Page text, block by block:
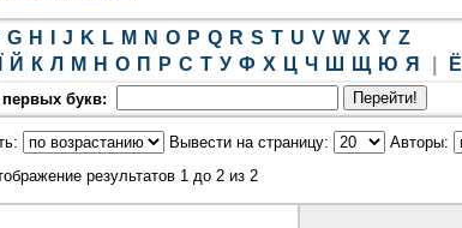
G H J K L M N O P Q R S T U V W X Y Z
Й К Л М Н О П Р С Т У Ф Х Ц Ч Ш Щ Ю Я Ё
букв:
Вывести на страницу:
Авторы:
результатов 1 до 2 из 2